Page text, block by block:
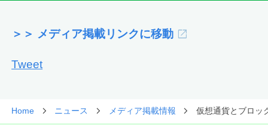
＞＞ メディア掲載リンクに移動
Tweet
Home ニュース メディア掲載情報 仮想通貨とブロッ